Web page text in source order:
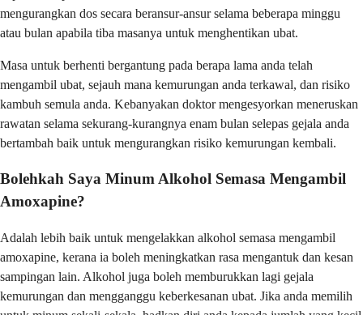
mengurangkan dos secara beransur-ansur selama beberapa minggu
atau bulan apabila tiba masanya untuk menghentikan ubat.
Masa untuk berhenti bergantung pada berapa lama anda telah
mengambil ubat, sejauh mana kemurungan anda terkawal, dan risiko
kambuh semula anda. Kebanyakan doktor mengesyorkan meneruskan
rawatan selama sekurang-kurangnya enam bulan selepas gejala anda
bertambah baik untuk mengurangkan risiko kemurungan kembali.
Bolehkah Saya Minum Alkohol Semasa Mengambil
Amoxapine?
Adalah lebih baik untuk mengelakkan alkohol semasa mengambil
amoxapine, kerana ia boleh meningkatkan rasa mengantuk dan kesan
sampingan lain. Alkohol juga boleh memburukkan lagi gejala
kemurungan dan mengganggu keberkesanan ubat. Jika anda memilih